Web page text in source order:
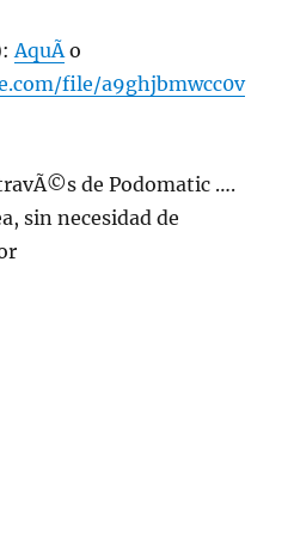
AquÃ­o
file/a9ghjbmwcc0v
de Podomatic ….
sin necesidad de